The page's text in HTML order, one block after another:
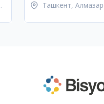
Ташкент,